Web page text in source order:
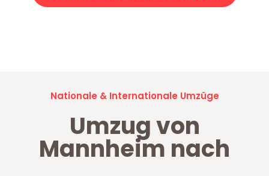
Nationale & Internationale Umzüge
Umzug von
Mannheim nach